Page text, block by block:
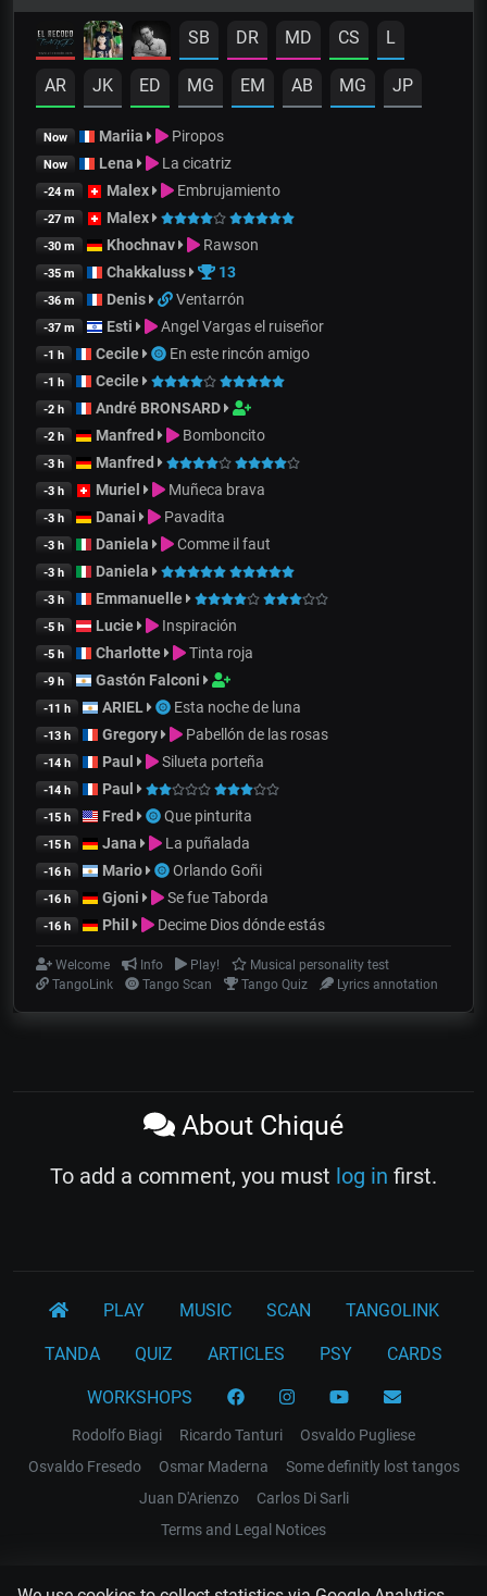
SB DR MD CS L
AR JK ED MG EM AB MG JP
Now Mariia Piropos
Now Lena La cicatriz
-24 m Malex Embrujamiento
-27 m Malex
-30 m Khochnav Rawson
-35 m Chakkaluss 13
-36 m Denis Ventarrón
-37 m Esti Angel Vargas el ruiseñor
-1 h Cecile En este rincón amigo
-1 h Cecile
-2 h André BRONSARD
-2 h Manfred Bomboncito
-3 h Manfred
-3 h Muriel Muñeca brava
-3 h Danai Pavadita
-3 h Daniela Comme il faut
-3 h Daniela
-3 h Emmanuelle
-5 h Lucie Inspiración
-5 h Charlotte Tinta roja
-9 h Gastón Falconi
-11 h ARIEL Esta noche de luna
-13 h Gregory Pabellón de las rosas
-14 h Paul Silueta porteña
-14 h Paul
-15 h Fred Que pinturita
-15 h Jana La puñalada
-16 h Mario Orlando Goñi
-16 h Gjoni Se fue Taborda
-16 h Phil Decime Dios dónde estás
Welcome Info Play!
Musical personality test
TangoLink
Tango Scan Tango Quiz Lyrics annotation
About Chiqué
To add a comment, you must log in first.
PLAY MUSIC SCAN TANGOLINK
TANDA QUIZ ARTICLES PSY CARDS
WORKSHOPS
Rodolfo Biagi Ricardo Tanturi
Osvaldo Pugliese
Osvaldo Fresedo
Osmar Maderna
Some definitly lost tangos
Juan D'Arienzo
Carlos Di Sarli
Terms and Legal Notices
EL RECODO TANGO